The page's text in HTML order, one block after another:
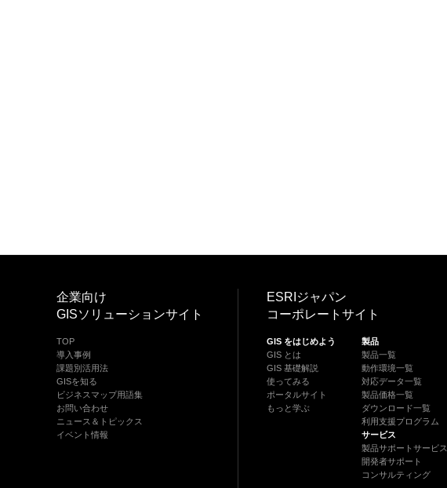
企業向け
GISソリューションサイト
TOP
導入事例
課題別活用法
GISを知る
ビジネスマップ用語集
お問い合わせ
ニュース＆トピックス
イベント情報
ESRIジャパン
コーポレートサイト
GIS をはじめよう
GIS とは
GIS 基礎解説
使ってみる
ポータルサイト
もっと学ぶ
製品
製品一覧
動作環境一覧
対応データ一覧
製品価格一覧
ダウンロード一覧
利用支援プログラム
サービス
製品サポートサービス
開発者サポート
コンサルティング